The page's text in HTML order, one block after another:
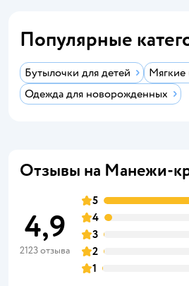
Популярные
Бутылочки для детей
Мягкие
Одежда для новорожденных
Отзывы на Манежи-
4,9
2123 отзыва
5
4
3
2
1